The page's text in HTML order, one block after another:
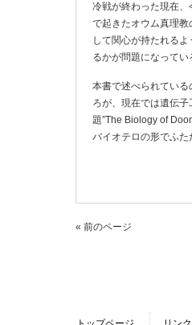
冷戦が終わった現在
で起きたオウム真理
して関心が持たれる
るかが問題になってい
本書で述べられてい
ろが、現在では遺伝
題”The Biology of
バイオテロの形でふ
« 前のページ